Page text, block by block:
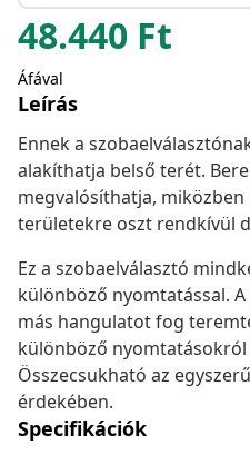
48.440 Ft
Áfával
Leírás
Ennek a
alakíthatja belső terét.
megvalósíthatja,
területekre oszt rendkívül
Ez a szobaelválasztó
különböző nyomtatással.
más hangulatot fog
különböző
Összecsukható az
érdekében.
Specifikációk